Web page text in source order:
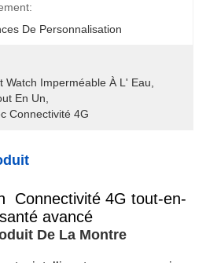
De Personnalisation
Watch Imperméable À L' Eau
En Un
Connectivité 4G
Connectivité 4G tout-en-
avancé
De La Montre